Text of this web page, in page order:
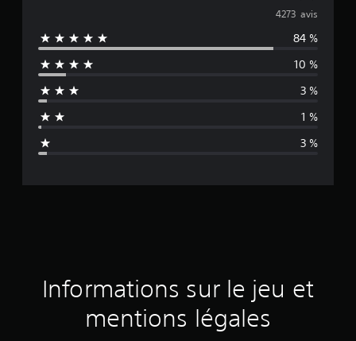
o
y
e
n
d
a
4273 avis
84 %
10 %
3 %
1 %
3 %
Informations sur le jeu et
mentions légales